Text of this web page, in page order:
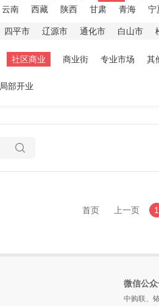
云南 西藏 陕西 甘肃 青海 宁
四平市 辽源市 通化市 白山市
社区商业 商业街 专业市场 其
局部开业
首页 上一页 1
微信公
中购联、